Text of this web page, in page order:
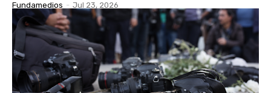
Fundamedios - Jul 23, 2026